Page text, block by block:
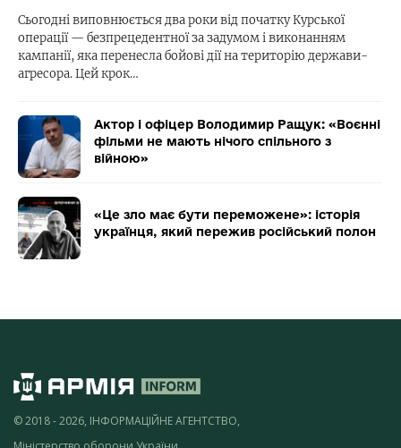
Сьогодні виповнюється два роки від початку Курської
операції — безпрецедентної за задумом і виконанням
кампанії, яка перенесла бойові дії на територію держави-
агресора. Цей крок…
Актор і офіцер Володимир Ращук: «Воєнні
фільми не мають нічого спільного з
війною»
«Це зло має бути переможене»: історія
українця, який пережив російський полон
© 2018 - 2026, ІНФОРМАЦІЙНЕ АГЕНТСТВО,